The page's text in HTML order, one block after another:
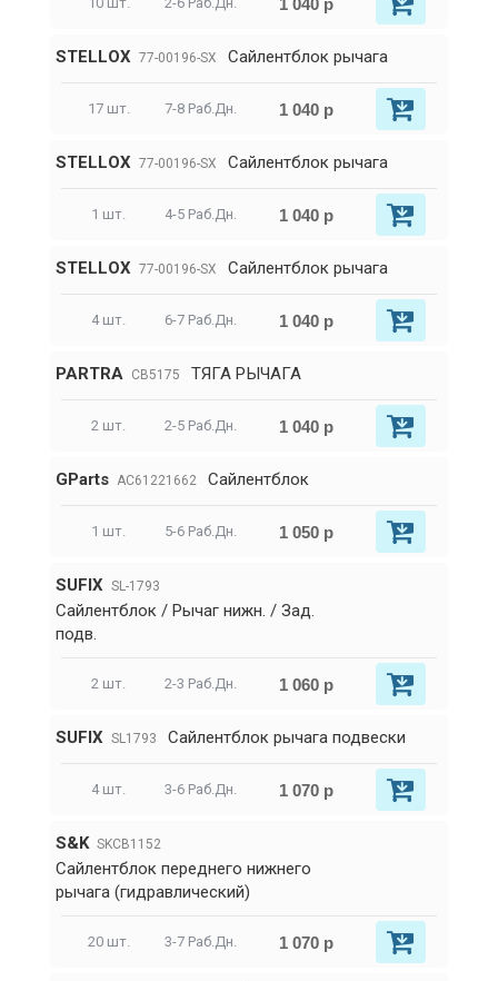
STELLOX 77-00196-SX Сайлентблок рычага
17 шт. 7-8 Раб.Дн. 1 040 р
STELLOX 77-00196-SX Сайлентблок рычага
1 шт. 4-5 Раб.Дн. 1 040 р
STELLOX 77-00196-SX Сайлентблок рычага
4 шт. 6-7 Раб.Дн. 1 040 р
PARTRA CB5175 ТЯГА РЫЧАГА
2 шт. 2-5 Раб.Дн. 1 040 р
GParts AC61221662 Сайлентблок
1 шт. 5-6 Раб.Дн. 1 050 р
SUFIX SL-1793
Сайлентблок / Рычаг нижн. / Зад.
подв.
2 шт. 2-3 Раб.Дн. 1 060 р
SUFIX SL1793 Сайлентблок рычага подвески
4 шт. 3-6 Раб.Дн. 1 070 р
S&K SKCB1152
Сайлентблок переднего нижнего
рычага (гидравлический)
20 шт. 3-7 Раб.Дн. 1 070 р